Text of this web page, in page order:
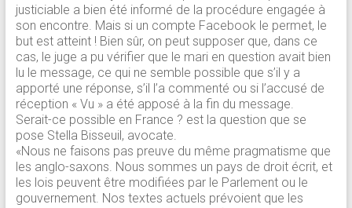
justiciable a bien été informé de la procédure engagée à
son encontre. Mais si un compte Facebook le permet, le
but est atteint ! Bien sûr, on peut supposer que, dans ce
cas, le juge a pu vérifier que le mari en question avait bien
lu le message, ce qui ne semble possible que s’il y a
apporté une réponse, s’il l’a commenté ou si l’accusé de
réception « Vu » a été apposé à la fin du message.
Serait-ce possible en France ? est la question que se
pose Stella Bisseuil, avocate.
«Nous ne faisons pas preuve du même pragmatisme que
les anglo-saxons. Nous sommes un pays de droit écrit, et
les lois peuvent être modifiées par le Parlement ou le
gouvernement. Nos textes actuels prévoient que les